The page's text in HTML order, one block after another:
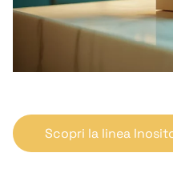
Scopri la linea